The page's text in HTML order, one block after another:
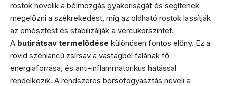
rostok növelik a bélmozgás gyakoriságát és segítenek
megelőzni a székrekedést, míg az oldható rostok lassítják
az emésztést és stabilizálják a vércukorszintet.
A butirátsav termelődése különösen fontos előny. Ez a
rövid szénláncú zsírsav a vastagbél falának fő
energiaforrása, és anti-inflammatorikus hatással
rendelkezik. A rendszeres borsófogyasztás növeli a